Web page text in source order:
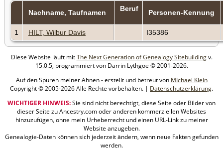
Nachname, Taufnamen Beruf Personen-Kennung
1 HILT, Wilbur Davis I35386
Diese Website läuft mitThe Next Generation of Genealogy Sitebuildingv.
15.0.5, programmiert von Darrin Lythgoe © 2001-2026.
Auf den Spuren meiner Ahnen - erstellt und betreut von MIchael Klein
Copyright © 2005-2026 Alle Rechte vorbehalten. | Datenschutzerklärung.
WICHTIGER HINWEIS:Sie sind nicht berechtigt, diese Seite oder Bilder von
dieser Seite zu Ancestry.com oder anderen kommerziellen Websites
hinzuzufügen, ohne mein Urheberrecht und einen URL-Link zu meiner
Website anzugeben.
Genealogie-Daten können sich jederzeit ändern, wenn neue Fakten gefunden
werden.